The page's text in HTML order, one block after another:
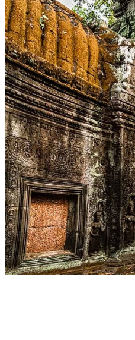
Demande d'info
09 83 40 65 79